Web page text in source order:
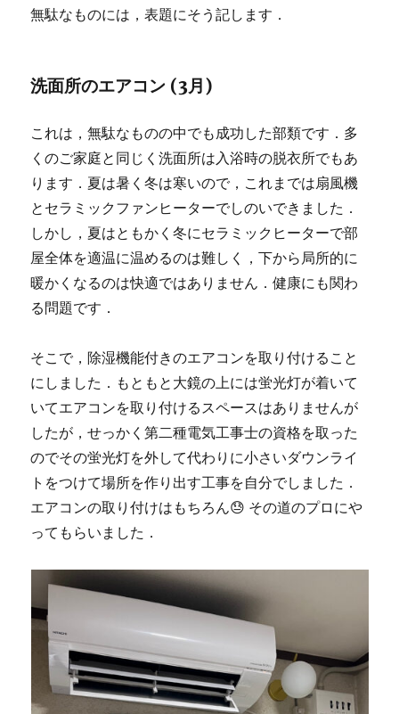
無駄なものには，表題にそう記します．
洗面所のエアコン (3月)
これは，無駄なものの中でも成功した部類です．多
くのご家庭と同じく洗面所は入浴時の脱衣所でもあ
ります．夏は暑く冬は寒いので，これまでは扇風機
とセラミックファンヒーターでしのいできました．
しかし，夏はともかく冬にセラミックヒーターで部
屋全体を適温に温めるのは難しく，下から局所的に
暖かくなるのは快適ではありません．健康にも関わ
る問題です．
そこで，除湿機能付きのエアコンを取り付けること
にしました．もともと大鏡の上には蛍光灯が着いて
いてエアコンを取り付けるスペースはありませんが
したが，せっかく第二種電気工事士の資格を取った
のでその蛍光灯を外して代わりに小さいダウンライ
トをつけて場所を作り出す工事を自分でしました．
エアコンの取り付けはもちろん😓 その道のプロにや
ってもらいました．